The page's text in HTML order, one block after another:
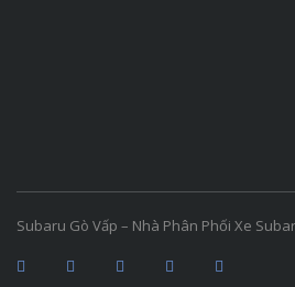
Subaru Gò Vấp – Nhà Phân Phối Xe